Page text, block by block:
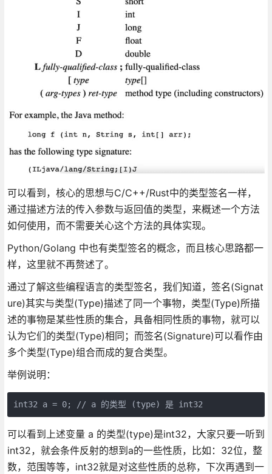
可以看到，核心的思想与C/C++/Rust中的类型签名一样，
通过描述方法的传入参数与返回值的类型，来概述一个方法
如何使用，而不需要关心这个方法的具体实现。
Python/Golang 中也有类型签名的概念，而且核心思路都一
样，这里就不再赘述了。
通过了解这些编程语言的类型签名，我们知道，签名(Signat
ure)其实与类型(Type)描述了同一个事物，类型(Type)所描
述的事物是某些性质的集合，具备相同性质的事物，就可以
认为它们的类型(Type)相同；而签名(Signature)可以看作由
多个类型(Type)组合而成的复合类型。
举例说明：
int32 a = 0; // a 的类型 (type) 是 int32
可以看到上述变量 a 的类型(type)是int32，大家只要一听到
int32，就会条件反射的想到a的一些性质，比如：32位，整
数，范围等等，int32就是对这些性质的总称，下次再遇到一